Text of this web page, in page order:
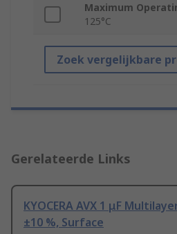
Maximum
125°C
Zoek vergelijkbare
Gerelateerde Links
KYOCERA AVX 1 μF
±10 %, Surface